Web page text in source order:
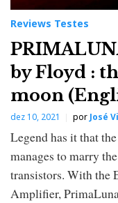
Reviews Testes
by Floyd :
moon
dez 10, 2021 porJosé
Legend has it that
manages to marry
transistors. With the
Amplifier,